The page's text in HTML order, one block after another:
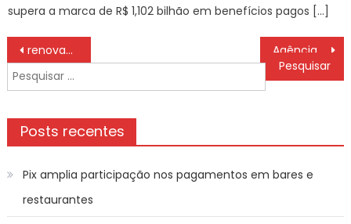
supera a marca de R$ 1,102 bilhão em benefícios pagos […]
Navegação
de
Post
renovada, seleção masculina estreia 4ª feira na Liga das Nações
Pesquisar
por:
Posts recentes
Pix amplia participação nos pagamentos em bares e
restaurantes